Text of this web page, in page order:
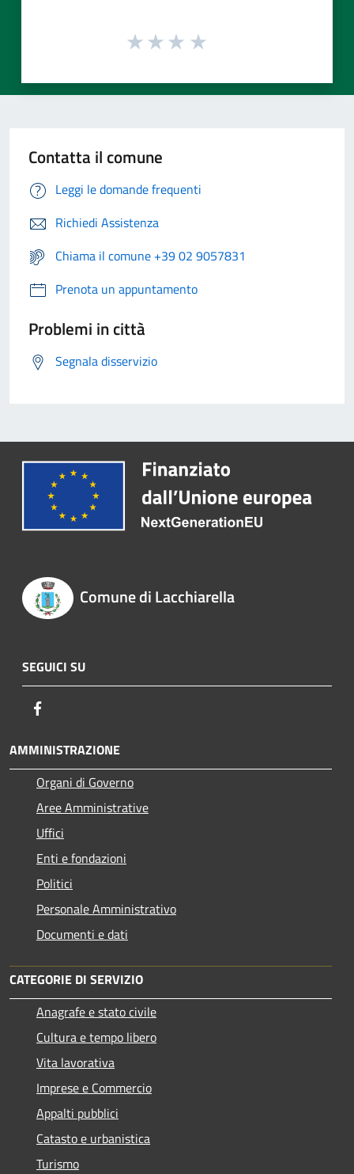
Contatta il comune
Leggi le domande frequenti
Richiedi Assistenza
Chiama il comune +39 02 9057831
Prenota un appuntamento
Problemi in città
Segnala disservizio
Comune di Lacchiarella
SEGUICI SU
AMMINISTRAZIONE
Organi di Governo
Aree Amministrative
Uffici
Enti e fondazioni
Politici
Personale Amministrativo
Documenti e dati
CATEGORIE DI SERVIZIO
Anagrafe e stato civile
Cultura e tempo libero
Vita lavorativa
Imprese e Commercio
Appalti pubblici
Catasto e urbanistica
Turismo